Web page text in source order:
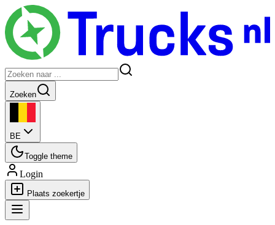
Zoeken
BE
Toggle theme
Login
Plaats zoekertje